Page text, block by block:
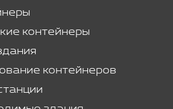
контейнеры
контейнеров